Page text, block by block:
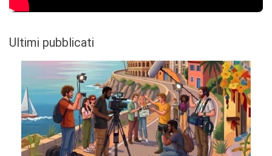
Ultimi pubblicati